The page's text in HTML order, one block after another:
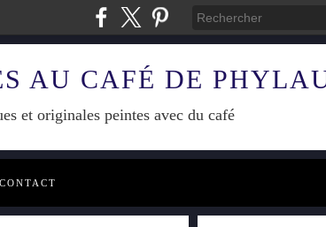
AU CAFÉ DE
et originales peintes avec du café
CONTACT